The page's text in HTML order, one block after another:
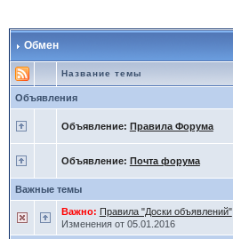
Обмен
Название темы
Объявления
Объявление: Правила Форума
Объявление: Почта форума
Важные темы
Важно: Правила "Доски объявлений"
Изменения от 05.01.2016